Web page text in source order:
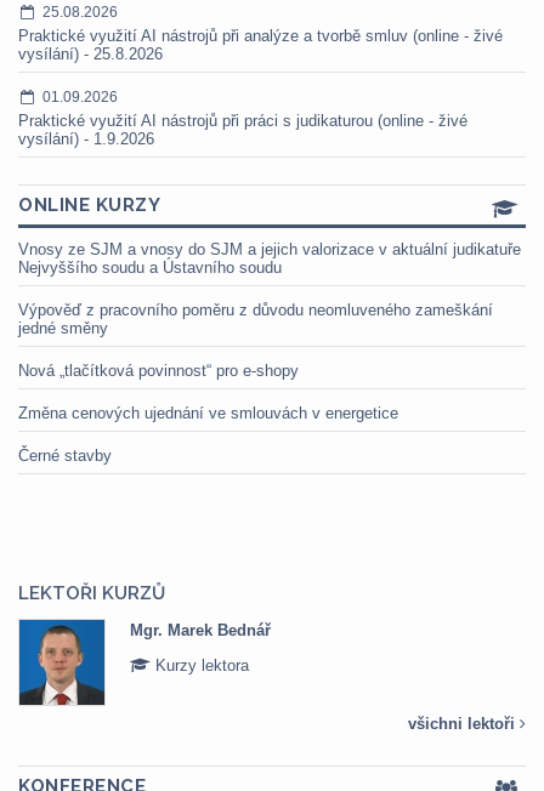
25.08.2026
Praktické využití AI nástrojů při analýze a tvorbě smluv (online - živé
vysílání) - 25.8.2026
01.09.2026
Praktické využití AI nástrojů při práci s judikaturou (online - živé
vysílání) - 1.9.2026
ONLINE KURZY
Vnosy ze SJM a vnosy do SJM a jejich valorizace v aktuální judikatuře
Nejvyššího soudu a Ústavního soudu
Výpověď z pracovního poměru z důvodu neomluveného zameškání
jedné směny
Nová „tlačítková povinnost“ pro e-shopy
Změna cenových ujednání ve smlouvách v energetice
Černé stavby
LEKTOŘI KURZŮ
Mgr. Marek Bednář
Kurzy lektora
všichni lektoři
KONFERENCE